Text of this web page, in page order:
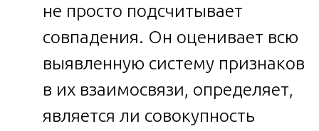
не просто подсчитывает
совпадения. Он оценивает всю
выявленную систему признаков
в их взаимосвязи, определяет,
является ли совокупность